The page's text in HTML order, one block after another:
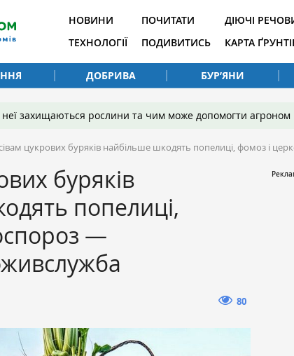
НОВИНИ
ТЕХНОЛОГІЇ
ПОЧИТАТИ
ПОДИВИТИСЬ
ДІЮЧІ
КАРТА
ДОБРИВА БУР’ЯНИ
неї захищаються рослини та чим може допомогти агроном
цукрових буряків найбільше шкодять попелиці, фомоз і
буряків
попелиці,
—
80